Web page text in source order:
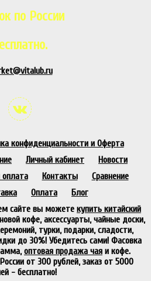
по России
конфиденциальности и Оферта
Личный кабинет
Новости
оплата Контакты
Сравнение
Оплата
Блог
сайте вы можете купить китайский
кофе, аксессуарты, чайные доски,
турки, подарки, сладости,
до 30%! Убедитесь сами! Фасовка
оптовая продажа чая и кофе.
от 300 рублей, заказ от 5000
- бесплатно!